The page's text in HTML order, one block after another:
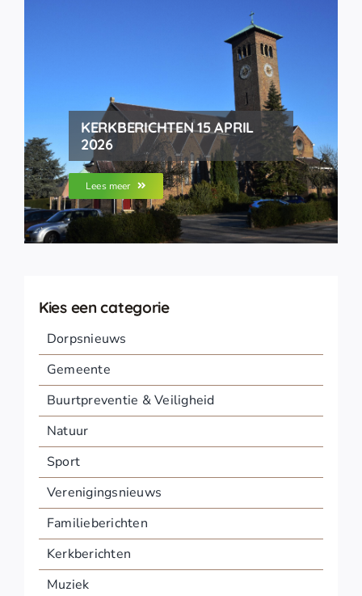
KERKBERICHTEN 15 APRIL
2026
Lees meer
Kies een categorie
Dorpsnieuws
Gemeente
Buurtpreventie & Veiligheid
Natuur
Sport
Verenigingsnieuws
Familieberichten
Kerkberichten
Muziek